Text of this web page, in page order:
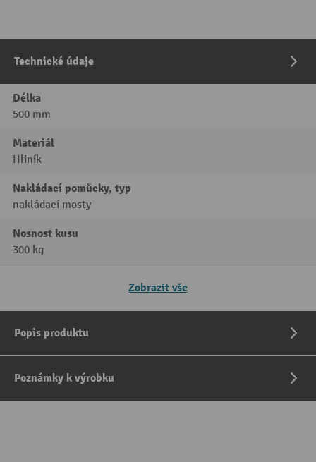
Technické údaje
Délka
500 mm
Materiál
Hliník
Nakládací pomůcky, typ
nakládací mosty
Nosnost kusu
300 kg
Zobrazit vše
Popis produktu
Poznámky k výrobku